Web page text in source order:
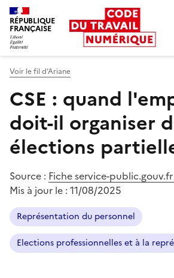
RÉPUBLIQUE
FRANÇAISE
Voir le fil d’Ariane
CSE : quand
doit-il organiser
élections
Source : Fiche service-public.gouv.fr
Mis à jour le : 11/08/2025
Représentation du personnel
Elections professionnelles et à la